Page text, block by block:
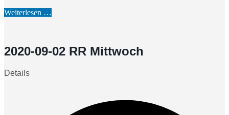
Weiterlesen …
2020-09-02 RR Mittwoch
Details